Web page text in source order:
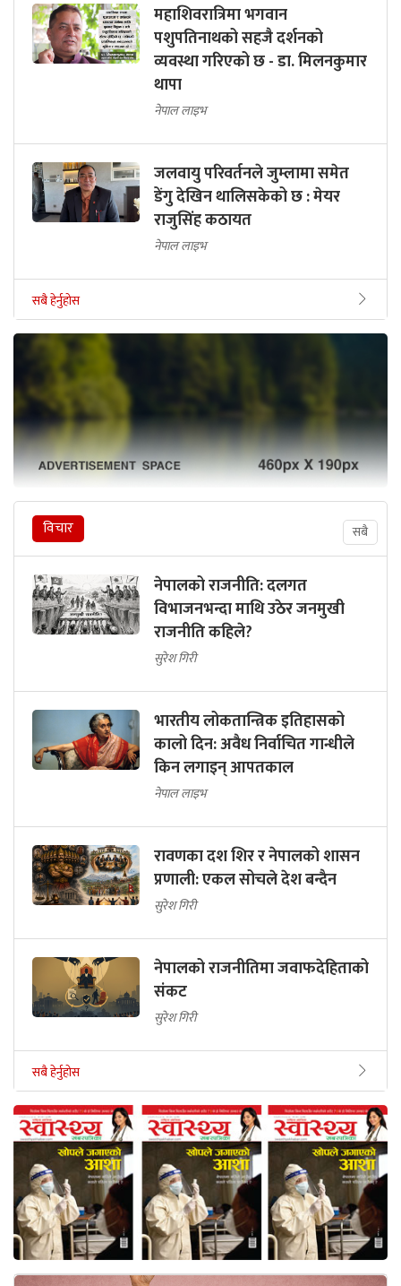
महाशिवरात्रिमा भगवान
पशुपतिनाथको सहजै दर्शनको
व्यवस्था गरिएको छ - डा. मिलनकुमार
थापा
नेपाल लाइभ
जलवायु परिवर्तनले जुम्लामा समेत
डेंगु देखिन थालिसकेको छ : मेयर
राजुसिंह कठायत
नेपाल लाइभ
सबै हेर्नुहोस
विचार सबै
नेपालको राजनीति: दलगत
विभाजनभन्दा माथि उठेर जनमुखी
राजनीति कहिले?
सुरेश गिरी
भारतीय लोकतान्त्रिक इतिहासको
कालो दिन: अवैध निर्वाचित गान्धीले
किन लगाइन् आपतकाल
नेपाल लाइभ
रावणका दश शिर र नेपालको शासन
प्रणाली: एकल सोचले देश बन्दैन
सुरेश गिरी
नेपालको राजनीतिमा जवाफदेहिताको
संकट
सुरेश गिरी
सबै हेर्नुहोस